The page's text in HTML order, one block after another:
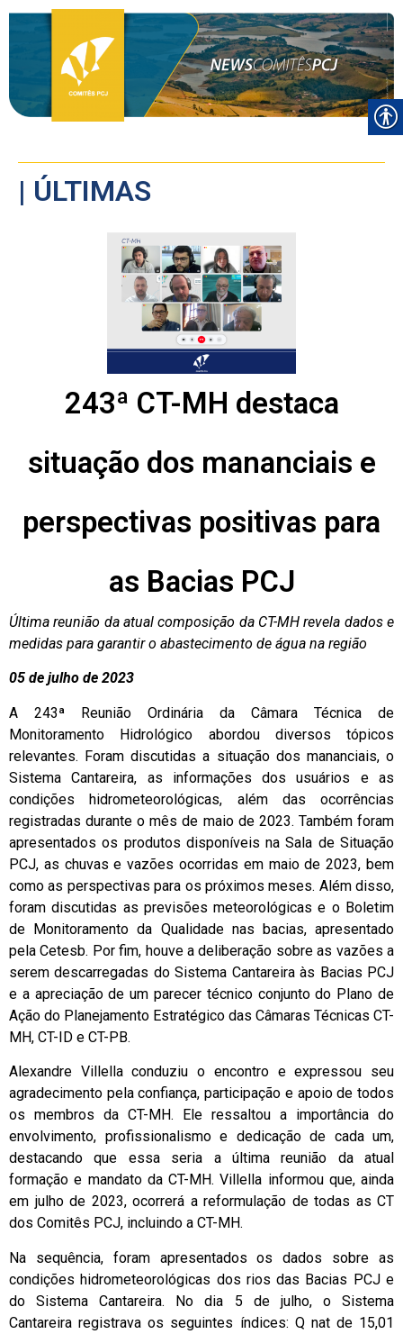
| ÚLTIMAS
243ª CT-MH destaca
situação dos mananciais e
perspectivas positivas para
as Bacias PCJ
Última reunião da atual composição da CT-MH revela dados e
medidas para garantir o abastecimento de água na região
05 de julho de 2023
A 243ª Reunião Ordinária da Câmara Técnica de
Monitoramento Hidrológico abordou diversos tópicos
relevantes. Foram discutidas a situação dos mananciais, o
Sistema Cantareira, as informações dos usuários e as
condições hidrometeorológicas, além das ocorrências
registradas durante o mês de maio de 2023. Também foram
apresentados os produtos disponíveis na Sala de Situação
PCJ, as chuvas e vazões ocorridas em maio de 2023, bem
como as perspectivas para os próximos meses. Além disso,
foram discutidas as previsões meteorológicas e o Boletim
de Monitoramento da Qualidade nas bacias, apresentado
pela Cetesb. Por fim, houve a deliberação sobre as vazões a
serem descarregadas do Sistema Cantareira às Bacias PCJ
e a apreciação de um parecer técnico conjunto do Plano de
Ação do Planejamento Estratégico das Câmaras Técnicas CT-
MH, CT-ID e CT-PB.
Alexandre Villella conduziu o encontro e expressou seu
agradecimento pela confiança, participação e apoio de todos
os membros da CT-MH. Ele ressaltou a importância do
envolvimento, profissionalismo e dedicação de cada um,
destacando que essa seria a última reunião da atual
formação e mandato da CT-MH. Villella informou que, ainda
em julho de 2023, ocorrerá a reformulação de todas as CT
dos Comitês PCJ, incluindo a CT-MH.
Na sequência, foram apresentados os dados sobre as
condições hidrometeorológicas dos rios das Bacias PCJ e
do Sistema Cantareira. No dia 5 de julho, o Sistema
Cantareira registrava os seguintes índices: Q nat de 15,01